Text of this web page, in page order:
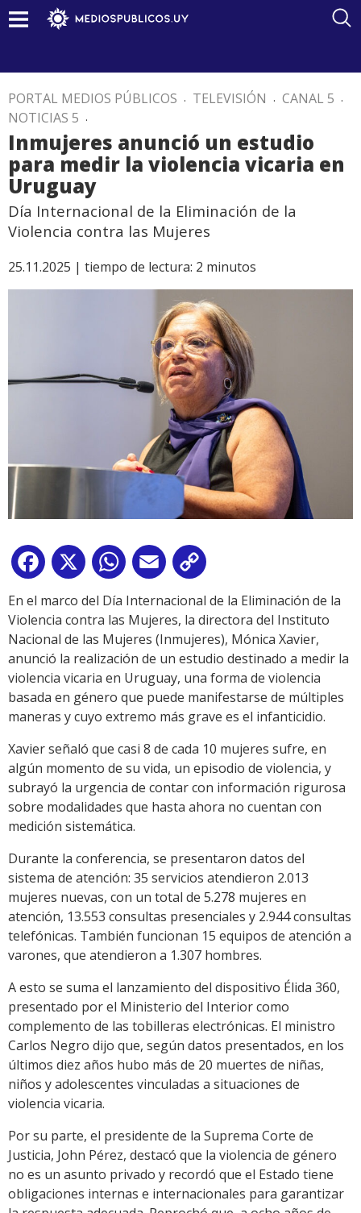
PORTAL MEDIOS PÚBLICOS . TELEVISIÓN . CANAL 5 .
NOTICIAS 5 .
Inmujeres anunció un estudio
para medir la violencia vicaria en
Uruguay
Día Internacional de la Eliminación de la
Violencia contra las Mujeres
25.11.2025 | tiempo de lectura: 2 minutos
Facebook
X WhatsApp
Email
Link
En el marco del Día Internacional de la Eliminación de la
Violencia contra las Mujeres, la directora del Instituto
Nacional de las Mujeres (Inmujeres), Mónica Xavier,
anunció la realización de un estudio destinado a medir la
violencia vicaria en Uruguay, una forma de violencia
basada en género que puede manifestarse de múltiples
maneras y cuyo extremo más grave es el infanticidio.
Xavier señaló que casi 8 de cada 10 mujeres sufre, en
algún momento de su vida, un episodio de violencia, y
subrayó la urgencia de contar con información rigurosa
sobre modalidades que hasta ahora no cuentan con
medición sistemática.
Durante la conferencia, se presentaron datos del
sistema de atención: 35 servicios atendieron 2.013
mujeres nuevas, con un total de 5.278 mujeres en
atención, 13.553 consultas presenciales y 2.944 consultas
telefónicas. También funcionan 15 equipos de atención a
varones, que atendieron a 1.307 hombres.
A esto se suma el lanzamiento del dispositivo Élida 360,
presentado por el Ministerio del Interior como
complemento de las tobilleras electrónicas. El ministro
Carlos Negro dijo que, según datos presentados, en los
últimos diez años hubo más de 20 muertes de niñas,
niños y adolescentes vinculadas a situaciones de
violencia vicaria.
Por su parte, el presidente de la Suprema Corte de
Justicia, John Pérez, destacó que la violencia de género
no es un asunto privado y recordó que el Estado tiene
obligaciones internas e internacionales para garantizar